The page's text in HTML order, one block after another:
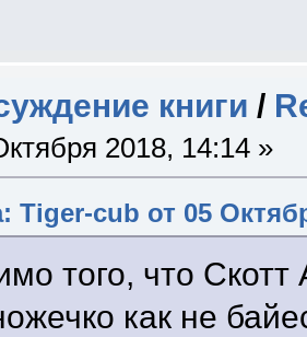
книги /
2018, 14:14 »
Tiger-cub от 05
того, что Скотт
как не